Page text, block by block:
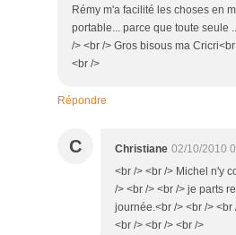
Rémy m'a facilité les choses en
portable... parce que toute seule
/> <br /> Gros bisous ma
<br />
Répondre
C Christiane 02/10/2010
<br /> <br /> Michel n'y
/> <br /> <br /> je parts
journée.<br /> <br />
<br /> <br /> <br />